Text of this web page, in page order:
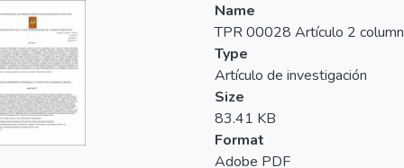
Name
TPR 00028 Artículo 2
Type
Artículo de investigación
Size
83.41 KB
Format
Adobe PDF